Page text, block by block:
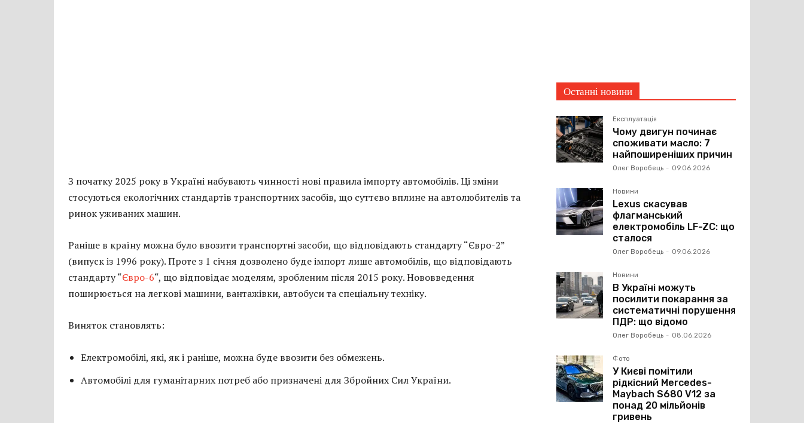
З початку 2025 року в Україні набувають чинності нові правила імпорту автомобілів. Ці зміни
стосуються екологічних стандартів транспортних засобів, що суттєво вплине на автолюбителів та
ринок уживаних машин.
Раніше в країну можна було ввозити транспортні засоби, що відповідають стандарту “Євро-2”
(випуск із 1996 року). Проте з 1 січня дозволено буде імпорт лише автомобілів, що відповідають
стандарту “Євро-6“, що відповідає моделям, зробленим після 2015 року. Нововведення
поширюється на легкові машини, вантажівки, автобуси та спеціальну техніку.
Виняток становлять:
Електромобілі, які, як і раніше, можна буде ввозити без обмежень.
Автомобілі для гуманітарних потреб або призначені для Збройних Сил України.
Останні новини
Експлуатація
Чому двигун починає
споживати масло: 7
найпоширеніших причин
Олег Воробець - 09.06.2026
Новини
Lexus скасував
флагманський
електромобіль LF-ZC: що
сталося
Олег Воробець - 09.06.2026
Новини
В Україні можуть
посилити покарання за
систематичні порушення
ПДР: що відомо
Олег Воробець - 08.06.2026
Фото
У Києві помітили
рідкісний Mercedes-
Maybach S680 V12 за
понад 20 мільйонів
гривень